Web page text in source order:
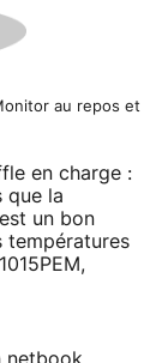
au repos et
en charge :
que la
un bon
températures
netbook